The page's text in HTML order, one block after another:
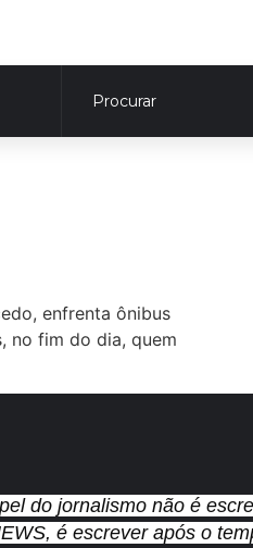
enfrenta ônibus
no fim do dia, quem
do jornalismo não é
é escrever após o